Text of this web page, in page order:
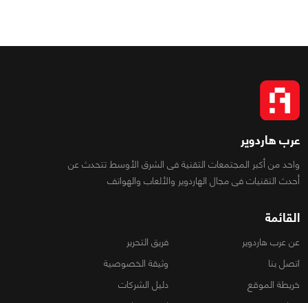
عرب هاردوير
واحد من أكبر المجتمعات التقنية فى الشرق الأوسط تتحدث عن
أحدث التقنيات فى مجال الهاردوير والألعاب والهواتف
القائمة
عن عرب هاردوير
فريق التحرير
اتصل بنا
وثيقة الخصوصية
خريطة الموقع
دليل الشركات